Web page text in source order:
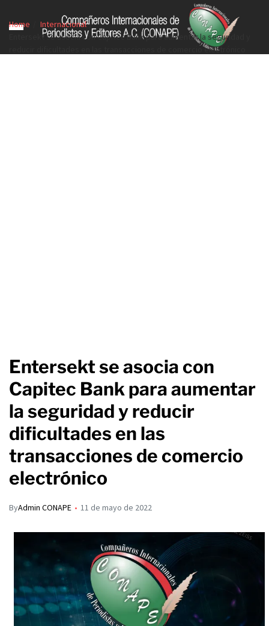
Home
Internacional
Entersekt se asocia con Capitec Bank para aumentar la seguridad y
reducir dificultades en las transacciones de comercio electrónico
Entersekt se asocia con
Capitec Bank para aumentar
la seguridad y reducir
dificultades en las
transacciones de comercio
electrónico
ByAdmin CONAPE 11 de mayo de 2022